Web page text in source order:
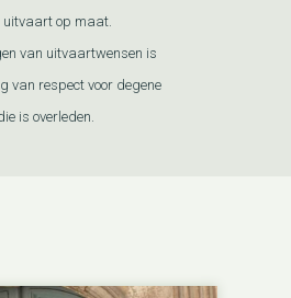
uitvaart op maat.
van uitvaartwensen is
van respect voor degene
is overleden.